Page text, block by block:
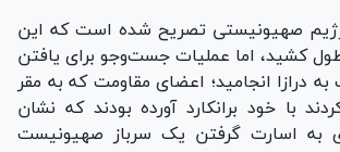
صهیونیستی تصریح شده است که این
دقیقه طول کشید، اما عملیات جست‌و‌جو برای یافتن
۳ ساعت به درازا انجامید؛ اعضای مقاومت که به مقر
با خود برانکارد آورده بودند که نشان
به اسارت گرفتن یک سرباز صهیونیست